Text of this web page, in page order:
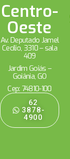
Centro-
Oeste
Av. Deputado Jamel
Cecílio, 3310 – sala
409
Jardim Goiás –
Goiânia, GO
Cep: 74810-100
62
3878-
4900